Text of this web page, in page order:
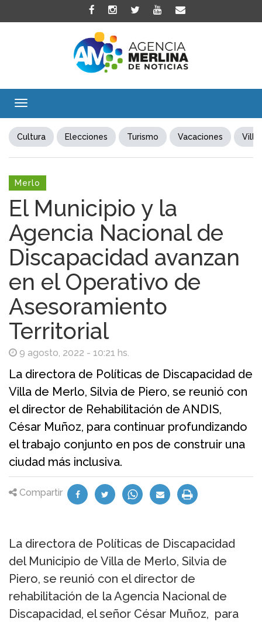
Toggle
Cultura Elecciones Turismo Vacaciones Villa
Merlo
El Municipio y la
Agencia Nacional de
Discapacidad avanzan
en el Operativo de
Asesoramiento
Territorial
9 agosto, 2022 - 10:21 hs.
La directora de Políticas de Discapacidad de
Villa de Merlo, Silvia de Piero, se reunió con
el director de Rehabilitación de ANDIS,
César Muñoz, para continuar profundizando
el trabajo conjunto en pos de construir una
ciudad más inclusiva.
Compartir
La directora de Políticas de Discapacidad
del Municipio de Villa de Merlo, Silvia de
Piero, se reunió con el director de
rehabilitación de la Agencia Nacional de
Discapacidad, el señor César Muñoz, para